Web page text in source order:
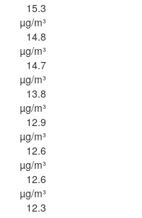
15.3
µg/m³
14.8
µg/m³
14.7
µg/m³
13.8
µg/m³
12.9
µg/m³
12.6
µg/m³
12.6
µg/m³
12.3